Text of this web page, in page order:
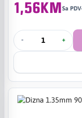
1,56KMSa
- +